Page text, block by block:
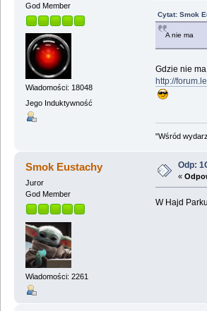
God Member
Wiadomości: 18048
Jego Induktywność
Cytat: Smok
A nie ma
Gdzie nie
http://
"Wśród
Smok Eustachy
Juror
God Member
Wiadomości: 2261
Odp:
«
W Hajd